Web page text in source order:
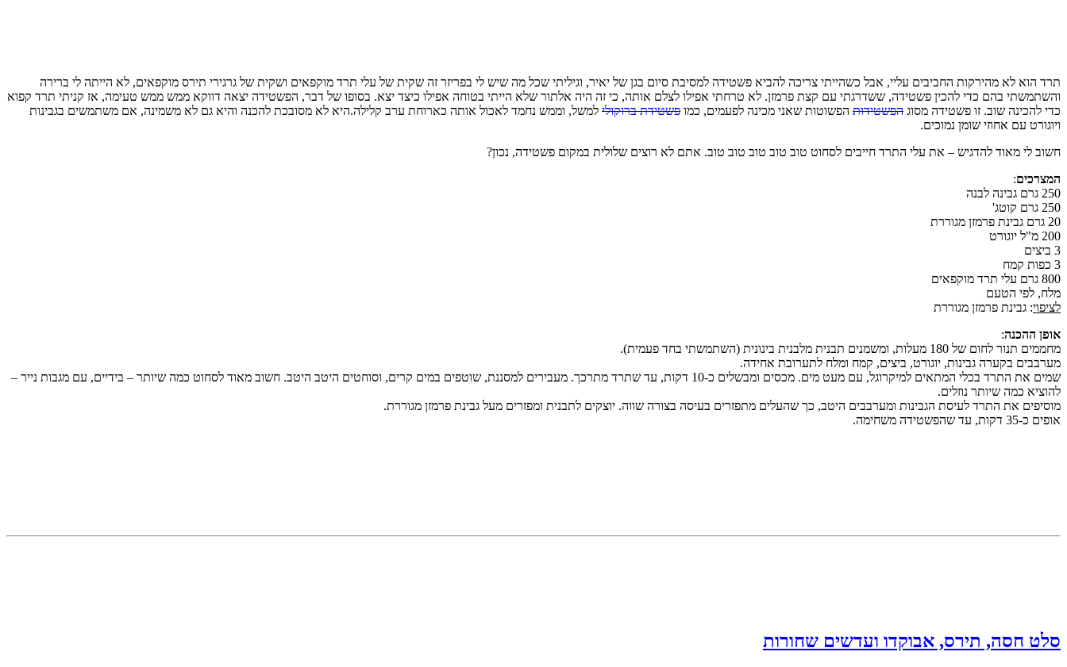
תרד הוא לא מהירקות החביבים עליי, אבל כשהייתי צריכה להביא פשטידה למסיבת סיום בגן של יאיר, וגיליתי שכל מה שיש לי בפריזר זה שקית של עלי תרד מוקפאים ושקית של גרגירי תירס מוקפאים, לא הייתה לי ברירה
והשתמשתי בהם כדי להכין פשטידה, ששדרגתי עם קצת פרמזן. לא טרחתי אפילו לצלם אותה, כי זה היה אלתור שלא הייתי בטוחה אפילו כיצד יצא. בסופו של דבר, הפשטידה יצאה דווקא ממש ממש טעימה, אז קניתי תרד קפוא
כדי להכינה שוב. זו פשטידה מסוג הפשטידות הפשוטות שאני מכינה לפעמים, כמו פשטידת ברוקולי למשל, וממש נחמד לאכול אותה כארוחת ערב קלילה.היא לא מסובכת להכנה והיא גם לא משמינה, אם משתמשים בגבינות
ויוגורט עם אחוזי שומן נמוכים.
חשוב לי מאוד להדגיש – את עלי התרד חייבים לסחוט טוב טוב טוב טוב טוב. אתם לא רוצים שלולית במקום פשטידה, נכון?
המצרכים:
250 גרם גבינה לבנה
250 גרם קוטג'
20 גרם גבינת פרמזן מגוררת
200 מ"ל יוגורט
3 ביצים
3 כפות קמח
800 גרם עלי תרד מוקפאים
מלח, לפי הטעם
לציפוי: גבינת פרמזן מגוררת
אופן ההכנה:
מחממים תנור לחום של 180 מעלות, ומשמנים תבנית מלבנית בינונית (השתמשתי בחד פעמית).
מערבבים בקערה גבינות, יוגורט, ביצים, קמח ומלח לתערובת אחידה.
שמים את התרד בכלי המתאים למיקרוגל, עם מעט מים. מכסים ומבשלים כ-10 דקות, עד שתרד מתרכך. מעבירים למסננת, שוטפים במים קרים, וסוחטים היטב היטב. חשוב מאוד לסחוט כמה שיותר – בידיים, עם מגבות נייר –
להוציא כמה שיותר נוזלים.
מוסיפים את התרד לעיסת הגבינות ומערבבים היטב, כך שהעלים מתפזרים בעיסה בצורה שווה. יוצקים לתבנית ומפזרים מעל גבינת פרמזן מגוררת.
אופים כ-35 דקות, עד שהפשטידה משחימה.
סלט חסה, תירס, אבוקדו ועדשים שחורות